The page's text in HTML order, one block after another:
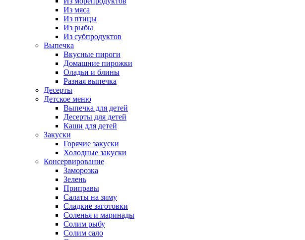
Из мяса
Из птицы
Из рыбы
Из субпродуктов
Выпечка
Вкусные пироги
Домашние пирожки
Оладьи и блины
Разная выпечка
Десерты
Детское меню
Выпечка для детей
Десерты для детей
Каши для детей
Закуски
Горячие закуски
Холодные закуски
Консервирование
Заморозка
Зелень
Приправы
Салаты на зиму
Сладкие заготовки
Соленья и маринады
Солим рыбу
Солим сало